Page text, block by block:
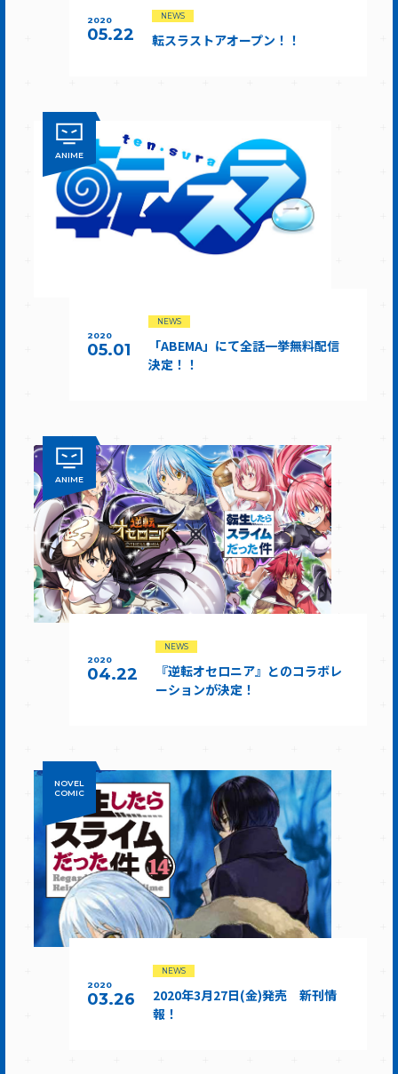
2020
05.22
NEWS
転スラストアオープン！！
ANIME
2020
05.01
NEWS
「ABEMA」にて全話一挙無料配信
決定！！
ANIME
2020
04.22
NEWS
『逆転オセロニア』とのコラボレ
ーションが決定！
NOVEL
COMIC
2020
03.26
NEWS
2020年3月27日(金)発売 新刊情
報！